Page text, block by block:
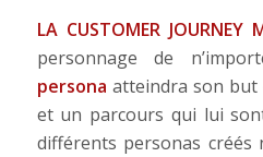
LA CUSTOMER JOURNEY
personnage de
persona atteindra son but
et un parcours qui lui
différents personas créés